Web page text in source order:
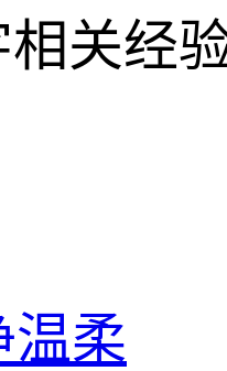
关经验
温柔